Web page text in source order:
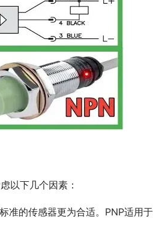
下几个因素：
准的传感器更为合适。PNP适用